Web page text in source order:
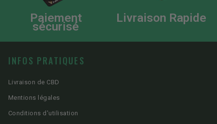
Paiement
sécurisé
Livraison Rapide
INFOS PRATIQUES
Livraison de CBD
Mentions légales
Conditions d'utilisation